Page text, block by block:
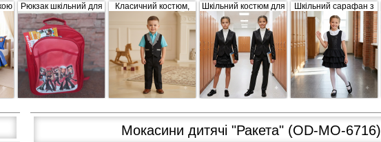
Рюкзак шкільний для
дівчинки "Братс",
червоний, плащівка
056656
Класичний костюм,
чорний з сіро-білими
вставками (жилетка +
штани)
Шкільний костюм для
дівчинки, трійка
Шкільний сарафан з
рюшами, чорний
Мокасини дитячі "Ракета"(OD-МО-6716)